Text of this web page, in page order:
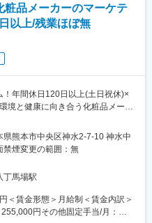
いません。
く機会は多いため、お車での移動
代1名）／係長（40代）／主任3
名）／パート1名
、製品知識を養っていただく研
の後3か月程度は先輩社員に同行
、業務の基礎や製品知識をある
粧品メーカーのマーケテ
以上/残業ほぼ無
年間休日120日以上(土日祝休)×
境と健康に向き合う化粧品メーカ
悩み・不安・疑問×環境を追求
20品目以上創る当社にて、
を通じて、10万人の会員様と専
りをお任せします。
県熊本市中央区神水2-7-10 神水中
禁煙変更の範囲：無
丁馬場駅
＜賃金形態＞月給制＜賃金内訳＞
円その他固定手当/月：